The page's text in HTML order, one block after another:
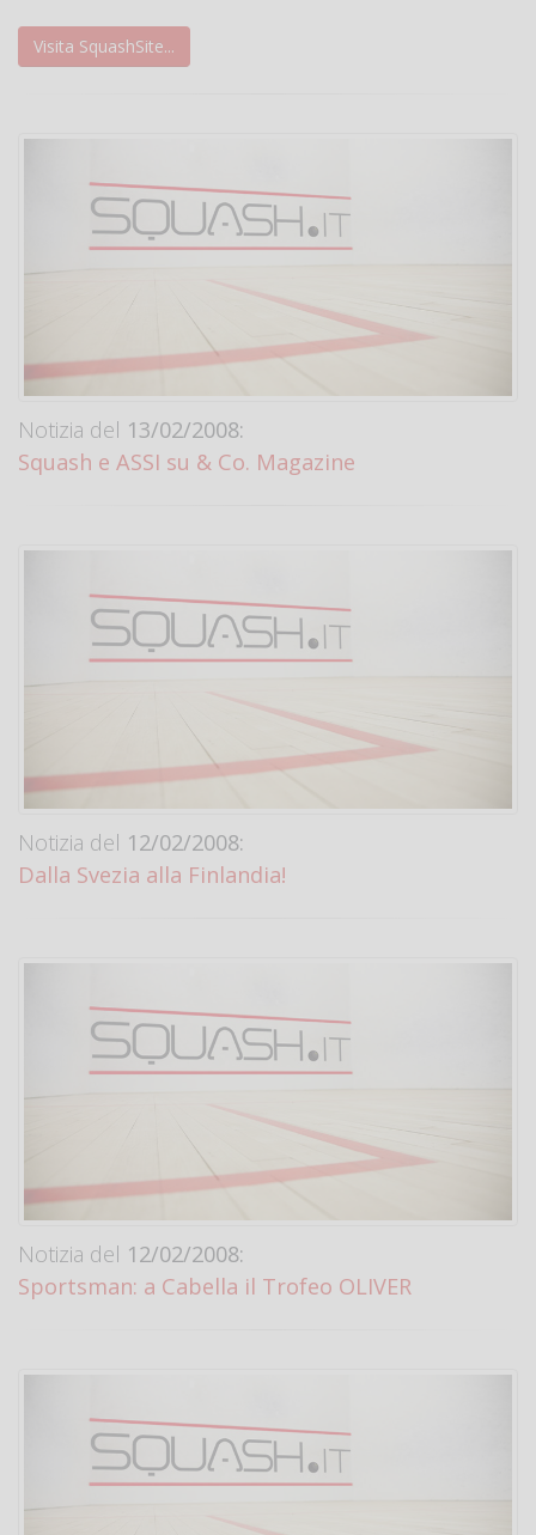
Visita SquashSite...
Notizia del 13/02/2008:
Squash e ASSI su & Co. Magazine
Notizia del 12/02/2008:
Dalla Svezia alla Finlandia!
Notizia del 12/02/2008:
Sportsman: a Cabella il Trofeo OLIVER